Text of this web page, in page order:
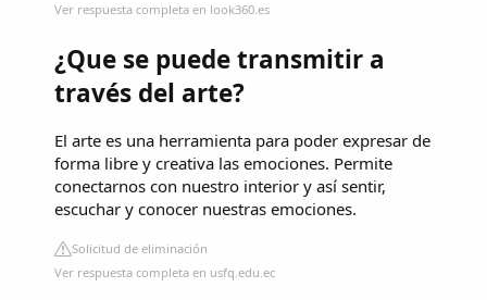
Ver respuesta completa en look360.es
¿Que se puede transmitir a
través del arte?
El arte es una herramienta para poder expresar de
forma libre y creativa las emociones. Permite
conectarnos con nuestro interior y así sentir,
escuchar y conocer nuestras emociones.
Solicitud de eliminación
Ver respuesta completa en usfq.edu.ec